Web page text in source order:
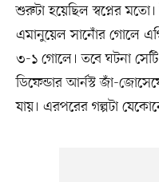
শুরুটা হয়েছিল স্বপ্নের
এমানুয়েল সানোঁর গোলে
৩-১ গোলে। তবে ঘটনা
ডিফেন্ডার আর্নস্ট জাঁ-
যায়। এরপরের গল্পটা